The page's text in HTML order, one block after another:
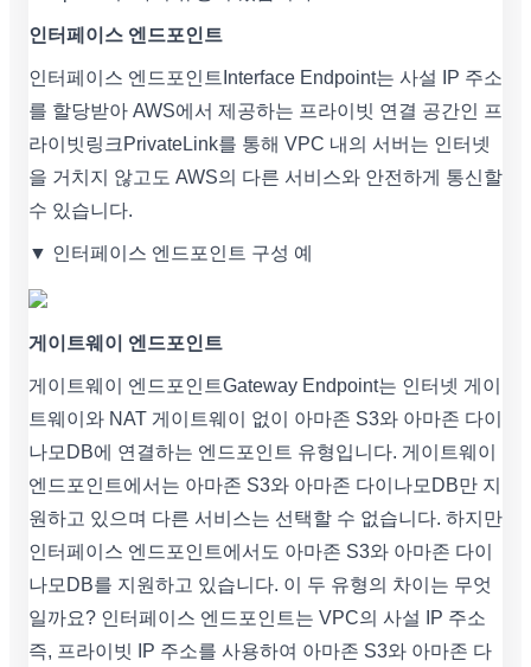
인터페이스 엔드포인트
인터페이스 엔드포인트Interface Endpoint는 사설 IP 주소
를 할당받아 AWS에서 제공하는 프라이빗 연결 공간인 프
라이빗링크PrivateLink를 통해 VPC 내의 서버는 인터넷
을 거치지 않고도 AWS의 다른 서비스와 안전하게 통신할
수 있습니다.
▼ 인터페이스 엔드포인트 구성 예
게이트웨이 엔드포인트
게이트웨이 엔드포인트Gateway Endpoint는 인터넷 게이
트웨이와 NAT 게이트웨이 없이 아마존 S3와 아마존 다이
나모DB에 연결하는 엔드포인트 유형입니다. 게이트웨이
엔드포인트에서는 아마존 S3와 아마존 다이나모DB만 지
원하고 있으며 다른 서비스는 선택할 수 없습니다. 하지만
인터페이스 엔드포인트에서도 아마존 S3와 아마존 다이
나모DB를 지원하고 있습니다. 이 두 유형의 차이는 무엇
일까요? 인터페이스 엔드포인트는 VPC의 사설 IP 주소
즉, 프라이빗 IP 주소를 사용하여 아마존 S3와 아마존 다